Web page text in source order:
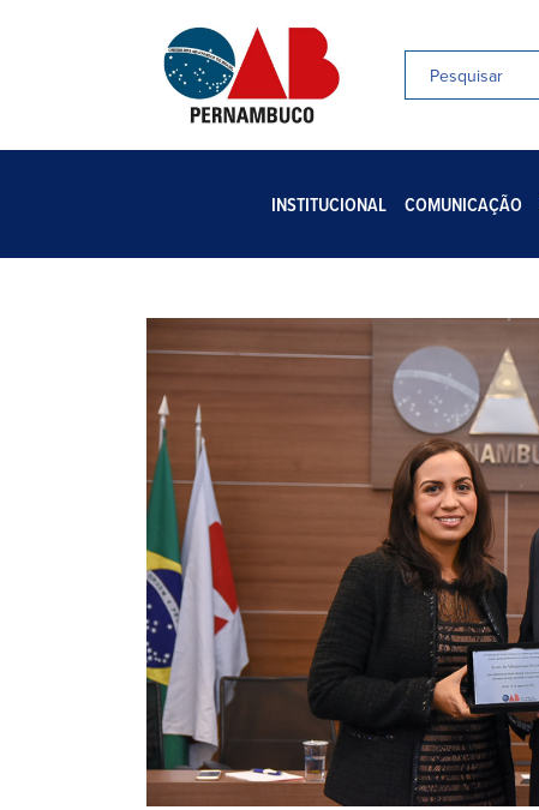
INSTITUCIONAL COMUNICAÇÃO